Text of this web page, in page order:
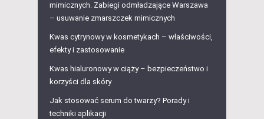
mimicznych. Zabiegi odmładzające Warszawa
– usuwanie zmarszczek mimicznych
Kwas cytrynowy w kosmetykach – właściwości,
efekty i zastosowanie
Kwas hialuronowy w ciąży – bezpieczeństwo i
korzyści dla skóry
Jak stosować serum do twarzy? Porady i
techniki aplikacji